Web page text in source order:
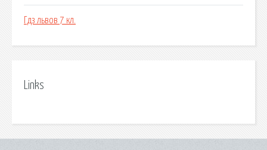
Гдз львов 7 кл.
Links